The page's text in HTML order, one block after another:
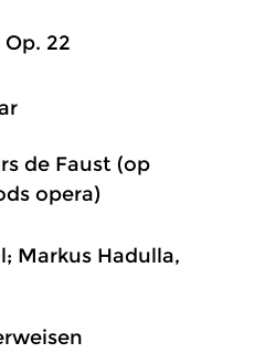
22
de Faust (op
opera)
Markus Hadulla,